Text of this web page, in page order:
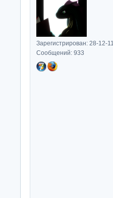
Зарегистрирован: 28-12-11
Сообщений: 933